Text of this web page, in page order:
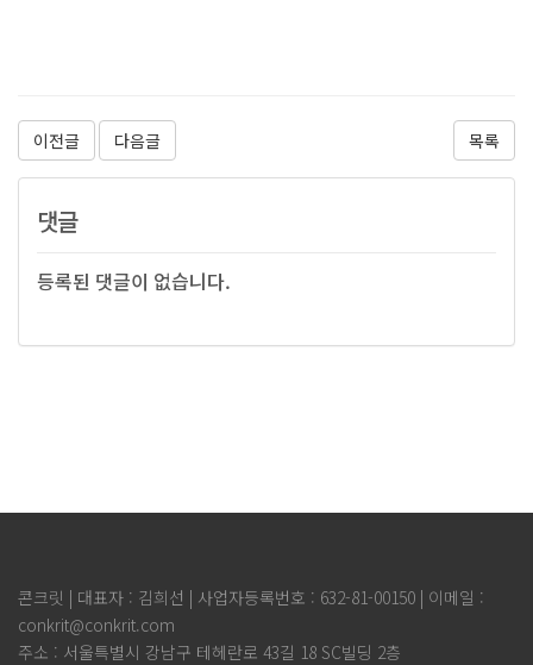
이전글 다음글 목록
댓글
등록된 댓글이 없습니다.
콘크릿 | 대표자 : 김희선 | 사업자등록번호 : 632-81-00150 | 이메일 :
conkrit@conkrit.com
주소 : 서울특별시 강남구 테헤란로 43길 18 SC빌딩 2층